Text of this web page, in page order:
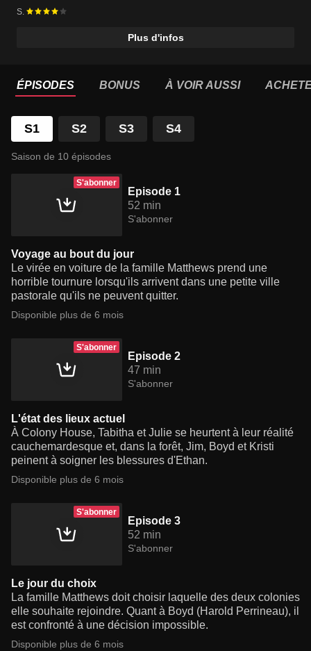
S.
Plus d'infos
ÉPISODES BONUS À VOIR AUSSI
S1 S2 S3 S4
Saison de 10 épisodes
S'abonner
Episode 1
52 min
S'abonner
Voyage au bout du jour
Le virée en voiture de la famille Matthews prend une
horrible tournure lorsqu'ils arrivent dans une petite ville
pastorale qu'ils ne peuvent quitter.
Disponible plus de 6 mois
S'abonner
Episode 2
47 min
S'abonner
L'état des lieux actuel
À Colony House, Tabitha et Julie se heurtent à leur réalité
cauchemardesque et, dans la forêt, Jim, Boyd et Kristi
peinent à soigner les blessures d'Ethan.
Disponible plus de 6 mois
S'abonner
Episode 3
52 min
S'abonner
Le jour du choix
La famille Matthews doit choisir laquelle des deux colonies
elle souhaite rejoindre. Quant à Boyd (Harold Perrineau), il
est confronté à une décision impossible.
Disponible plus de 6 mois